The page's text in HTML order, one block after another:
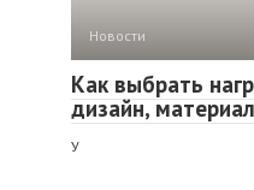
Новости
Как выбрать
дизайн,
У